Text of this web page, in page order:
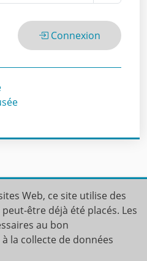
Connexion
Contact
générales
confidentialité
Web, ce site utilise des
être déjà été placés. Les
au bon
la collecte de données